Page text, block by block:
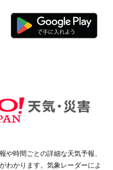
や時間ごとの詳細な天気予報、
わかります。気象レーダーによ